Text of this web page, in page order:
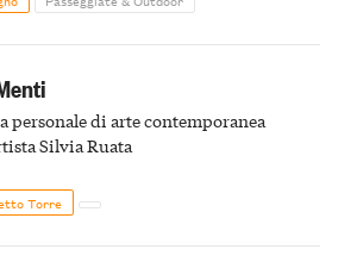
personale di arte contemporanea
Silvia Ruata
Torre